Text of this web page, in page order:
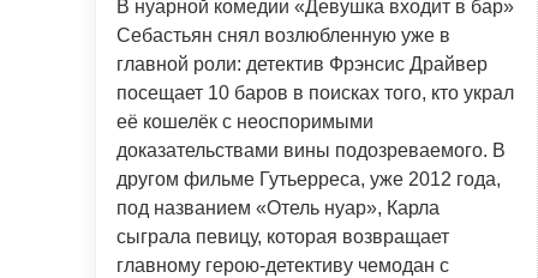
В нуарной комедии «Девушка входит в бар»
Себастьян снял возлюбленную уже в
главной роли: детектив Фрэнсис Драйвер
посещает 10 баров в поисках того, кто украл
её кошелёк с неоспоримыми
доказательствами вины подозреваемого. В
другом фильме Гутьерреса, уже 2012 года,
под названием «Отель нуар», Карла
сыграла певицу, которая возвращает
главному герою-детективу чемодан с